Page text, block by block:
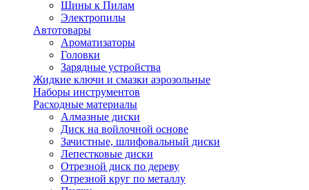
Шины к Пилам
Электропилы
Автотовары
Ароматизаторы
Головки
Зарядные устройства
Жидкие ключи и смазки аэрозольные
Наборы инструментов
Расходные материалы
Алмазные диски
Диск на войлочной основе
Зачистные, шлифовальный диски
Лепестковые диски
Отрезной диск по дереву
Отрезной круг по металлу